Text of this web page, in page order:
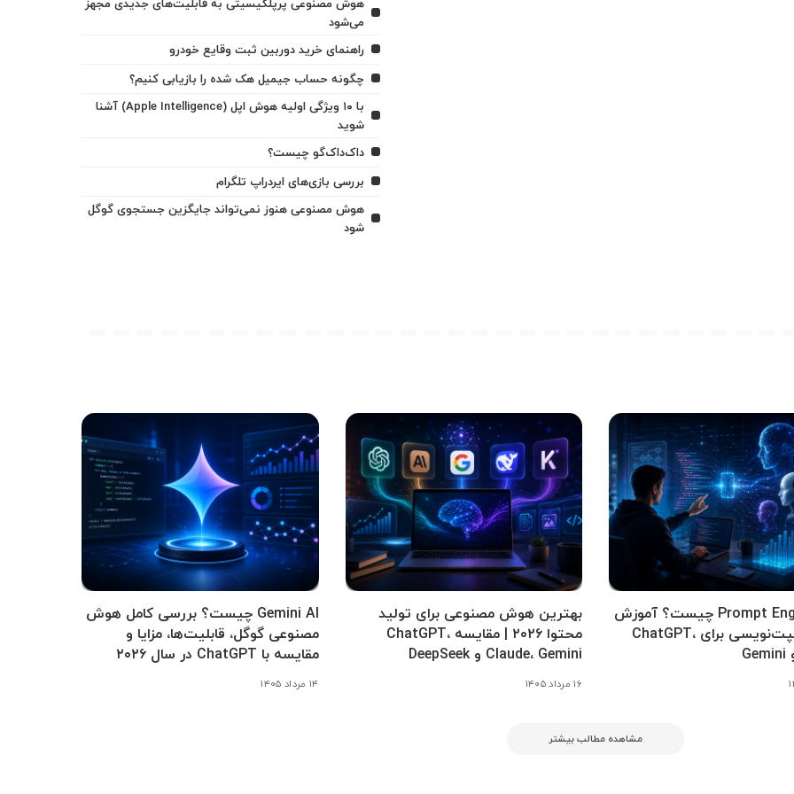
هوش مصنوعی پرپلکیسیتی به قابلیت‌های جدیدی مجهز
می‌شود
راهنمای خرید دوربین ثبت وقایع خودرو
چگونه حساب جیمیل هک شده را بازیابی کنیم؟
با ۱۰ ویژگی اولیه هوش اپل (Apple Intelligence) آشنا
شوید
داک‌داک‌گو چیست؟
بررسی بازی‌های ایردراپ تلگرام
هوش مصنوعی هنوز نمی‌تواند جایگزین جستجوی گوگل
شود
Prompt Engineering چیست؟ آموزش
کامل پرامپت‌نویسی برای ChatGPT،
بهترین هوش مصنوعی برای تولید
محتوا ۲۰۲۶ | مقایسه ChatGPT،
Claude، Gemini و DeepSeek
۱۶ مرداد ۱۴۰۵
Gemini AI چیست؟ بررسی کامل هوش
مصنوعی گوگل، قابلیت‌ها، مزایا و
مقایسه با ChatGPT در سال ۲۰۲۶
۱۴ مرداد ۱۴۰۵
مشاهده مطالب بیشتر